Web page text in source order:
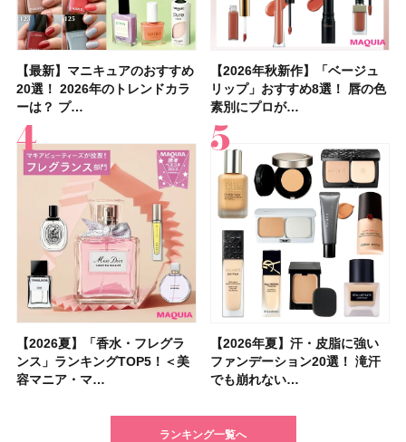
【最新】マニキュアのおすすめ
20選！ 2026年のトレンドカラ
ーは？ プ…
【2026年秋新作】「ベージュ
リップ」おすすめ8選！ 唇の色
素別にプロが…
【2026夏】「香水・フレグラ
ンス」ランキングTOP5！＜美
容マニア・マ…
【2026年夏】汗・皮脂に強い
ファンデーション20選！ 滝汗
でも崩れない…
【2026年夏】汗に強い日焼け
止めのおすすめ13選！ 汗で塗
膜が強化され…
【石井美保さん】おすすめの
「ブライトニング」11選！ ス
キンケアからサプ…
【クリスマスコフレ2026】ク
リニークのホリデーコフレを一
挙紹介！ 人気…
【コスメデコルテ】ブランド最
高峰ラインから新作エイジング
ケアクリーム「A…
【最新】マニキュアのおすすめ
20選！ 2026年のトレンドカラ
ーは？ プ…
【2026年秋新作】「ベージュ
リップ」おすすめ8選！ 唇の色
素別にプロが…
【2026年夏】汗・皮脂に強い
ファンデーション20選！ 滝汗
でも崩れない…
【崩れないフェイスパウダーの
塗り方】ブラシ？パフ？ 肌質
別メイクHOW …
【デパコスのネイルオイル10
選】プレゼントにおすすめ！ケ
ア効果、ビジュ、…
【2026年】ボディ用日焼け止
めUVのおすすめ20選！ この夏
注目の人気…
【2026夏】「リップケア」ラ
ンキングTOP5！＜美容マニア
集団・マキア…
【クリスマスコフレ2026】
BAUM（バウム）が誘う静寂の
香りの世界へ。…
【石井美保さんのおすすめお菓
子＆お茶10選】手土産にもぴっ
たり
【板野友美さんの美活】「最
近、下の歯の矯正を再開したん
です」オーラルケア…
【2026夏】「インナーケア・
サプリ」ランキングTOP5！＜
美容マニア集…
【おすすめダイエットサプリ８
選】食べすぎた日をサポート！
選び方＆糖質・脂…
【2026年夏】おすすめの髪型
36選！ショート・ボブ・ミディ
アム・ロング…
【2026年夏】小顔に見えるボ
ブの髪型37選！ レイヤー・切
りっぱなしな…
【最新】髪のうねり・広がり・
くせ毛におすすめのシャンプー
17選
【2026年】最新トレンド「ボ
ブ」13種類を徹底解説！ 定番
＆人気の髪型…
【読者プレゼント】羽の見えな
いハンディファン
「baramood」を3名様…
【2026年8月の一粒万倍日】お
すすめの開運コスメ＆美容アイ
テム10選！
【フォロー＆いいねで当たる】
中国割烹旅館 掬水亭の宿泊券
を1組2名様にプ…
【無印良品】スキンケア×衣料
素材の最強タッグで実現！ 着
るだけで保湿でき…
【セザンヌ】8/7新色追加！
「ウォータリーティントリップ
」10モモピュ…
【限定】&be「リップカラーデ
ュオ 01 ピンクベージュ」レビ
ュー｜落ち…
【全色レビュー】ケイト メロ
ウブラウンアイズ限定色追加！
イエベ・ブルベ別…
【スック2026新作】秋コレク
ションを全品スウォッチ&イエ
ベブルベ分け！
ランキング一覧へ